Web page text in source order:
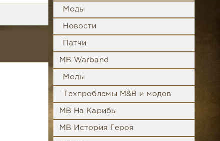
Моды
Новости
Патчи
MB Warband
Моды
Техпроблемы M&B и модов
MB На Карибы
MB История Героя